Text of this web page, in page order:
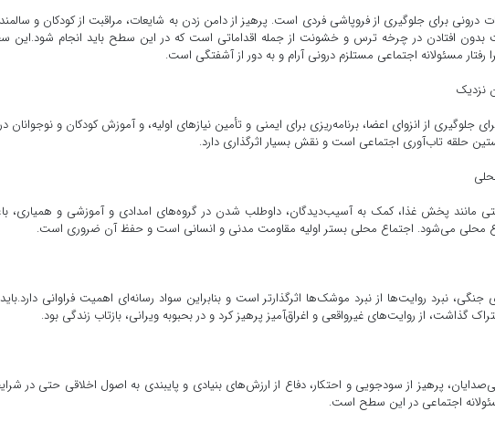
برای جلوگیری از فروپاشی فردی است. پرهیز از دامن زدن به شایعات، مراقبت از کودکان و
بدون افتادن در چرخه ترس و خشونت از جمله اقداماتی است که در این سطح باید انجام شود.این
مسئولانه اجتماعی مستلزم درونی آرام و به دور از آشفتگی است.
نزدیک
از انزوای اعضا، برنامه‌ریزی برای ایمنی و تأمین نیازهای اولیه، و آموزش کودکان و نوجوانان
حلقه تاب‌آوری اجتماعی است و نقش بسیار اثرگذاری دارد.
مانند پخش غذا، کمک به آسیب‌دیدگان، داوطلب شدن در گروه‌های امدادی و آموزشی و همیاری،
محلی می‌شود. اجتماع محلی بستر اولیه مقاومت مدنی و انسانی است و حفظ آن ضروری است.
نبرد روایت‌ها از نبرد موشک‌ها اثرگذارتر است و بنابراین سواد رسانه‌ای اهمیت فراوانی
گذاشت، از روایت‌های غیرواقعی و اغراق‌آمیز پرهیز کرد و در بحبوبه ویرانی، بازتاب زندگی بود.
پرهیز از سودجویی و احتکار، دفاع از ارزش‌های بنیادی و پایبندی به اصول اخلاقی حتی در
اجتماعی در این سطح است.